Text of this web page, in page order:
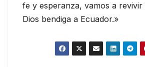
fe y esperanza, vamos a revivir
Dios bendiga a Ecuador.»